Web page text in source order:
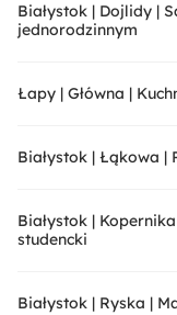
Białystok | Dojlidy |
jednorodzinnym
Łapy | Główna |
Białystok | Łąkowa |
Białystok |
studencki
Białystok | Ryska |